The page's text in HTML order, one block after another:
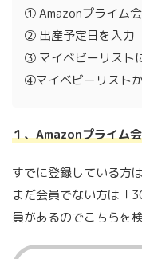
① Amazonプライム
② 出産予定日を入力
③ マイベビーリスト
④マイベビーリスト
１、Amazonプライム
すでに登録している方
まだ会員でない方は「
員があるのでこちらを